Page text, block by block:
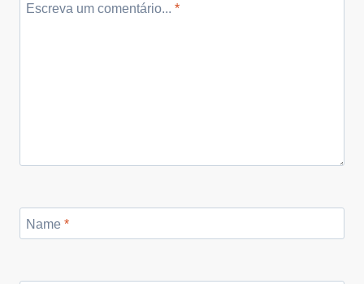
Escreva um comentário... *
Name *